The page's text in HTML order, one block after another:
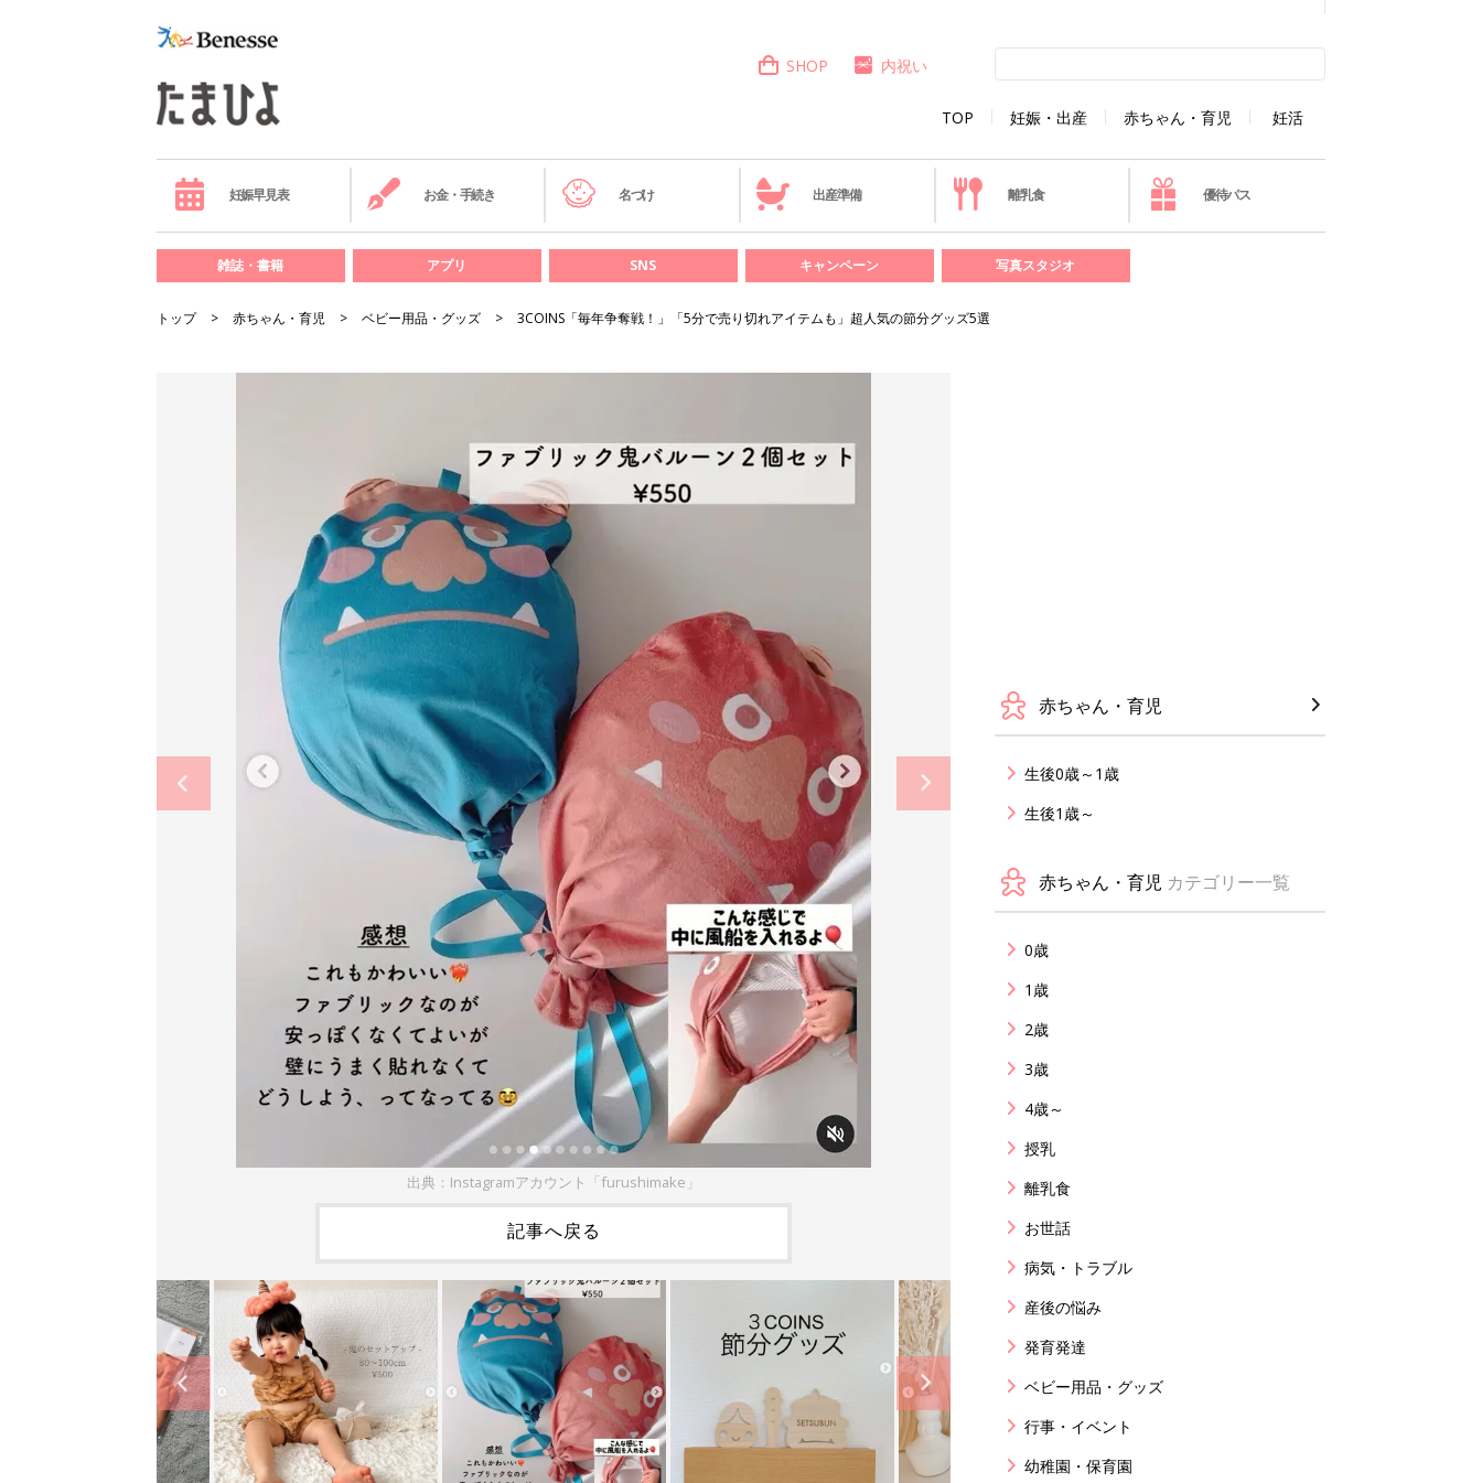
TOP 妊娠・出産 赤ちゃん・育児 妊活
SHOP 内祝い
妊娠早見表 お金・手続き 名づけ 出産準備 離乳食 優待パス
雑誌・書籍 アプリ SNS キャンペーン 写真スタジオ
トップ 赤ちゃん・育児 ベビー用品・グッズ 3COINS「毎年争奪戦！」「5分で売り切れアイテムも」超人気の節分グッズ5選
出典：Instagramアカウント「furushimake」
記事へ戻る
赤ちゃん・育児
生後0歳～1歳
生後1歳～
赤ちゃん・育児 カテゴリー一覧
0歳
1歳
2歳
3歳
4歳～
授乳
離乳食
お世話
病気・トラブル
産後の悩み
発育発達
ベビー用品・グッズ
行事・イベント
幼稚園・保育園